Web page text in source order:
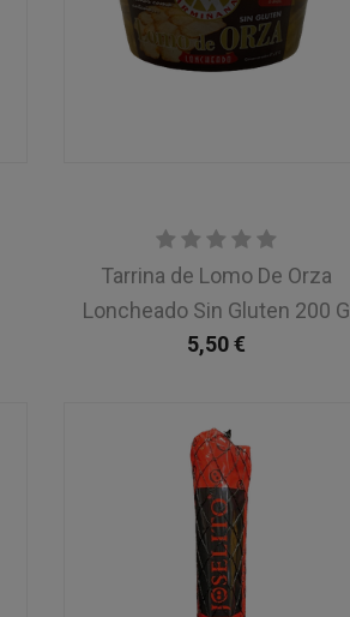
Tarrina de Lomo De Orza
Loncheado Sin Gluten 200 G
5,50€